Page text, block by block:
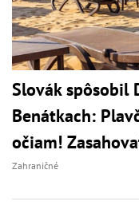
Slovák spôsobil
Benátkach:
očiam!
Zahraničné